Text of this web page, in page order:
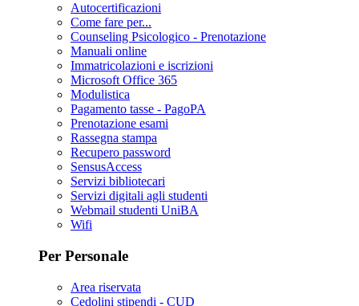
Autocertificazioni
Come fare per...
Counseling Psicologico - Prenotazione
Manuali online
Immatricolazioni e iscrizioni
Microsoft Office 365
Modulistica
Pagamento tasse - PagoPA
Prenotazione esami
Rassegna stampa
Recupero password
SensusAccess
Servizi bibliotecari
Servizi digitali agli studenti
Webmail studenti UniBA
Wifi
Per Personale
Area riservata
Cedolini stipendi - CUD